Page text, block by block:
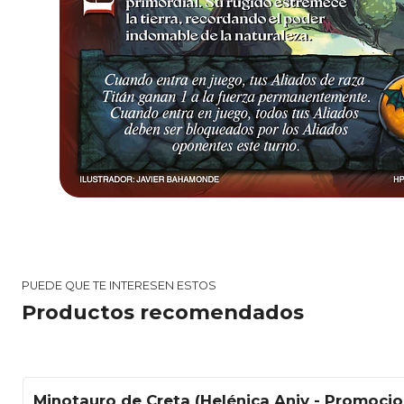
PUEDE QUE TE INTERESEN ESTOS
Productos recomendados
Minotauro de Creta (Helénica Aniv -